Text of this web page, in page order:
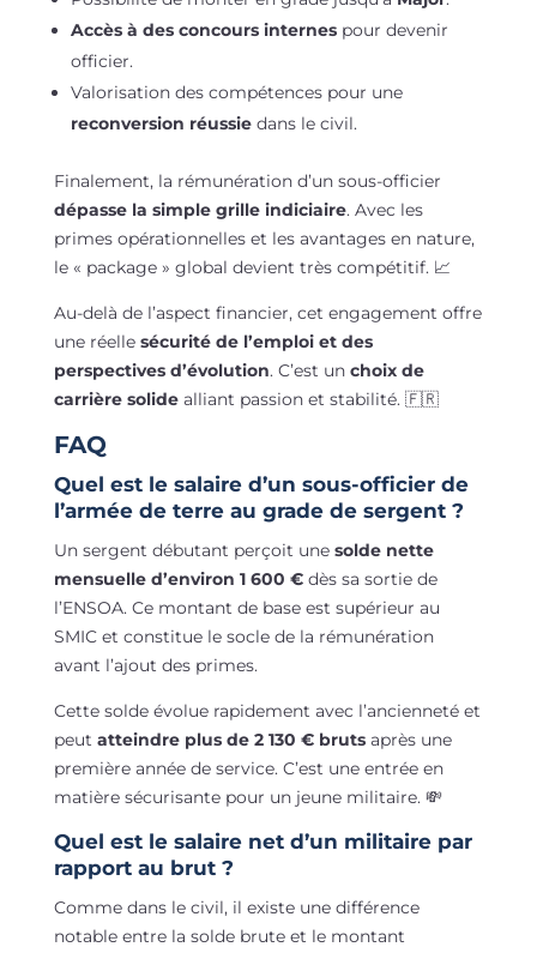
Accès à des concours internespour devenir
officier.
Valorisation des compétences pour une
reconversion réussiedans le civil.
Finalement, la rémunération d’un sous-officier
dépasse la simple grille indiciaire. Avec les
primes opérationnelles et les avantages en nature,
le « package » global devient très compétitif. 📈
Au-delà de l’aspect financier, cet engagement offre
une réelle sécurité de l’emploi et des
perspectives d’évolution. C’est un choix de
carrière solidealliant passion et stabilité. 🇫🇷
FAQ
Quel est le salaire d’un sous-officier de
l’armée de terre au grade de sergent ?
Un sergent débutant perçoit une solde nette
mensuelle d’environ 1 600 €dès sa sortie de
l’ENSOA. Ce montant de base est supérieur au
SMIC et constitue le socle de la rémunération
avant l’ajout des primes.
Cette solde évolue rapidement avec l’ancienneté et
peut atteindre plus de 2 130 € brutsaprès une
première année de service. C’est une entrée en
matière sécurisante pour un jeune militaire. 💸
Quel est le salaire net d’un militaire par
rapport au brut ?
Comme dans le civil, il existe une différence
notable entre la solde brute et le montant